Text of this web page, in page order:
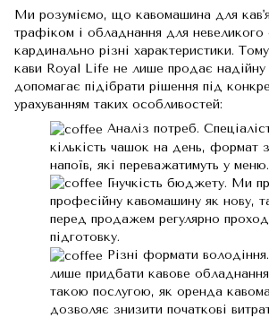
Ми розуміємо, що кавомашина для
трафіком і обладнання для
кардинально різні характеристики.
кави Royal Life не лише продає надійну
допомагає підібрати рішення під
урахуванням таких особливостей:
Аналіз потреб.
кількість чашок на день, формат
напоїв, які переважатимуть у меню.
Гнучкість бюджету. Ми
професійну кавомашину як нову,
перед продажем регулярно
підготовку.
Різні формати
лише придбати кавове
такою послугою, як оренда
дозволяє знизити початкові